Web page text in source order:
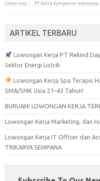
Citeureup PT Astra Komponen Indonesia
ARTIKEL TERBARU
Lowongan Kerja PT Rekind
Sektor Energi Listrik
Lowongan Kerja Spa Terapis
SMA/SMK Usia 21–43 Tahun!
BURUAN! LOWONGAN KERJA
Lowongan Kerja Marketing, dan
Lowongan Kerja IT Officer dan
TRIKARYA SEMPANA